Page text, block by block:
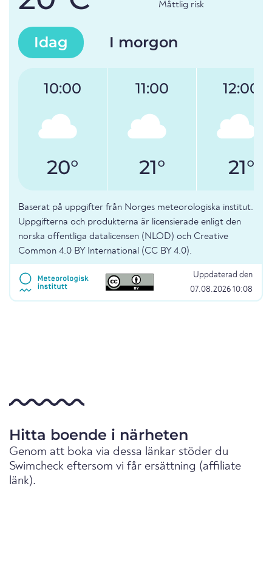
Måttlig risk
Idag I morgon
10:00
20°
11:00
21°
12:00
21°
Baserat på uppgifter från Norges meteorologiska institut.
Uppgifterna och produkterna är licensierade enligt den
norska offentliga datalicensen (NLOD) och Creative
Common 4.0 BY International (CC BY 4.0).
Uppdaterad den
07.08.2026 10:08
Hitta boende i närheten
Genom att boka via dessa länkar stöder du
Swimcheck eftersom vi får ersättning (affiliate
länk).